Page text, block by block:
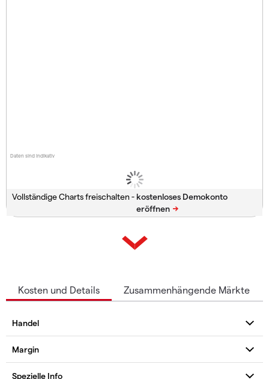
Daten sind indikativ
Vollständige Charts freischalten -
Kosten und Details Zusammenhängende Märkte